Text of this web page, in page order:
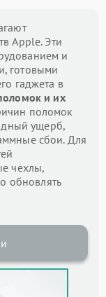
Apple. Эти
и
готовыми
гаджета в
и их
поломок
ущерб,
сбои. Для
чехлы,
обновлять